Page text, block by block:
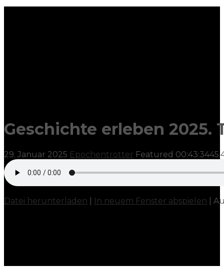
Geschichte erleben 2025.
29. Januar 2025 Epochentrotter Featured 00:43:34
Datei herunterladen In neuem Fenster abspielen